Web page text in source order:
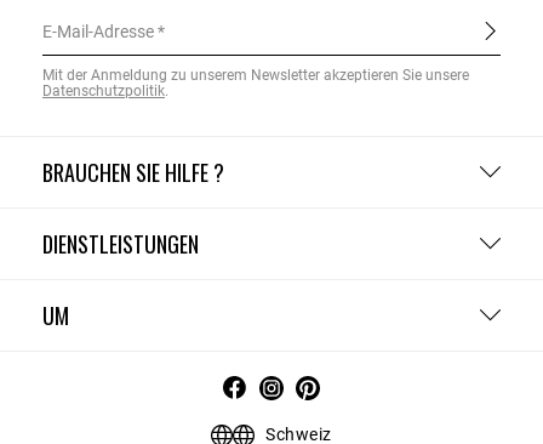
BRAUCHEN SIE HILFE ?
DIENSTLEISTUNGEN
UM
E-Mail-Adresse
Mit der Anmeldung zu unserem Newsletter akzeptieren Sie unsere
Datenschutzpolitik.
Schweiz